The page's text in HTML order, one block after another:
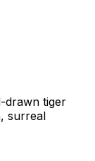
drawn tiger
surreal